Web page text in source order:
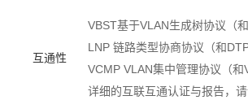
互通性
VBST基于VLAN生成树协议（
LNP 链路类型协商协议（和
VCMP VLAN集中管理协议（和
详细的互联互通认证与报告，